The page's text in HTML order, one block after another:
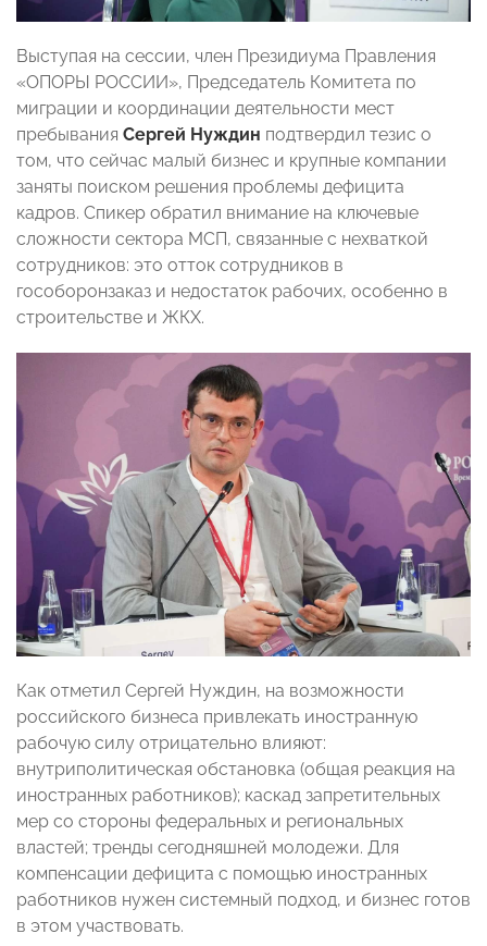
Выступая на сессии, член Президиума Правления
«ОПОРЫ РОССИИ», Председатель Комитета по
миграции и координации деятельности мест
пребывания Сергей Нуждин подтвердил тезис о
том, что сейчас малый бизнес и крупные компании
заняты поиском решения проблемы дефицита
кадров. Спикер обратил внимание на ключевые
сложности сектора МСП, связанные с нехваткой
сотрудников: это отток сотрудников в
гособоронзаказ и недостаток рабочих, особенно в
строительстве и ЖКХ.
Как отметил Сергей Нуждин, на возможности
российского бизнеса привлекать иностранную
рабочую силу отрицательно влияют:
внутриполитическая обстановка (общая реакция на
иностранных работников); каскад запретительных
мер со стороны федеральных и региональных
властей; тренды сегодняшней молодежи. Для
компенсации дефицита с помощью иностранных
работников нужен системный подход, и бизнес готов
в этом участвовать.